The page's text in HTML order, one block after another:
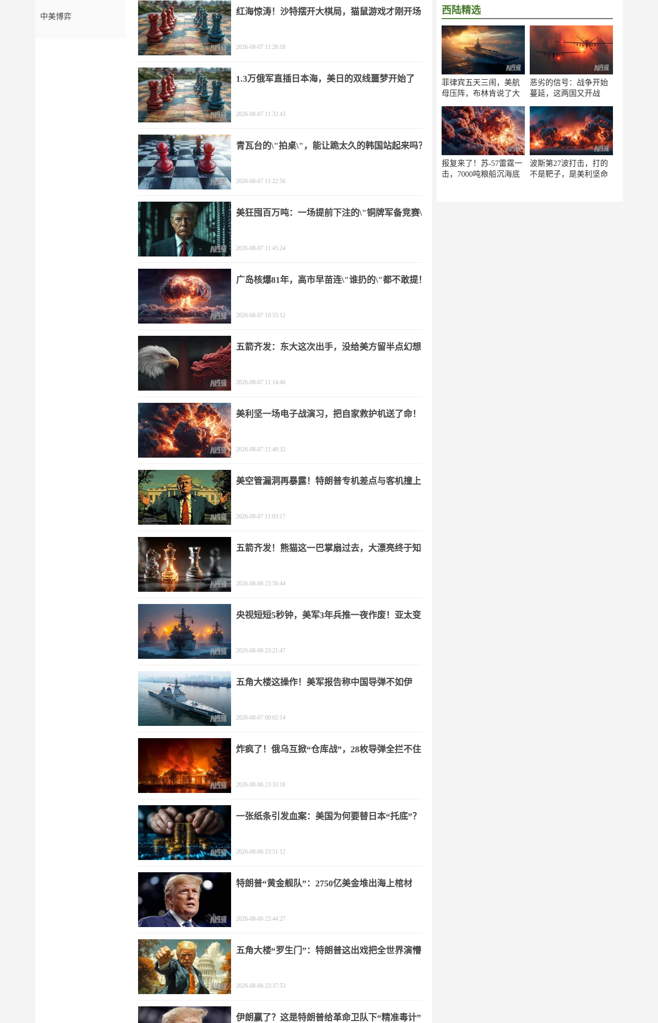
西陆精选
菲律宾五天三闹，美航
母压阵，布林肯说了大
恶劣的信号：战争开始
蔓延，这两国又开战
报复来了！苏-57雷霆一
击，7000吨粮船沉海底
波斯第27波打击，打的
不是靶子，是美利坚命
中美博弈 红海惊涛！沙特摆开大棋局，猫鼠游戏才刚开场
2026-08-07 11:28:18
1.3万俄军直插日本海，美日的双线噩梦开始了
2026-08-07 11:32:43
青瓦台的\"拍桌\"，能让跪太久的韩国站起来吗？
2026-08-07 11:22:56
美狂囤百万吨：一场提前下注的\"铜牌军备竞赛\"
2026-08-07 11:45:24
广岛核爆81年，高市早苗连\"谁扔的\"都不敢提！
2026-08-07 10:55:12
五箭齐发：东大这次出手，没给美方留半点幻想
2026-08-07 11:14:46
美利坚一场电子战演习，把自家救护机送了命！
2026-08-07 11:40:32
美空管漏洞再暴露！特朗普专机差点与客机撞上
2026-08-07 11:03:17
五箭齐发！熊猫这一巴掌扇过去，大漂亮终于知
2026-08-06 23:56:44
央视短短5秒钟，美军3年兵推一夜作废！亚太变
2026-08-06 23:21:47
五角大楼这操作！美军报告称中国导弹不如伊
2026-08-07 00:02:14
炸疯了！俄乌互掀“仓库战”，28枚导弹全拦不住
2026-08-06 23:33:18
一张纸条引发血案：美国为何要替日本“托底”？
2026-08-06 23:51:12
特朗普“黄金舰队”：2750亿美金堆出海上棺材
2026-08-06 23:44:27
五角大楼“罗生门”：特朗普这出戏把全世界演懵
2026-08-06 23:37:53
伊朗赢了？这是特朗普给革命卫队下“精准毒计”